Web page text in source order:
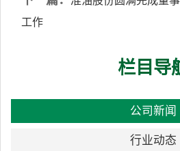
工作
栏目导
公司新闻
行业动态